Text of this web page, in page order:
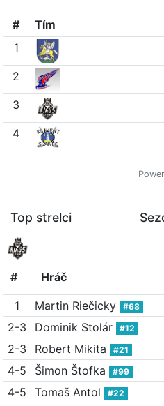
# Tím
1
2
3
4
Top strelci
# Hráč
1 Martin Riečicky #68
2-3
Dominik Stolár #12
2-3
Robert Mikita #21
4-5
Šimon Štofka #99
4-5
Tomaš Antol #22